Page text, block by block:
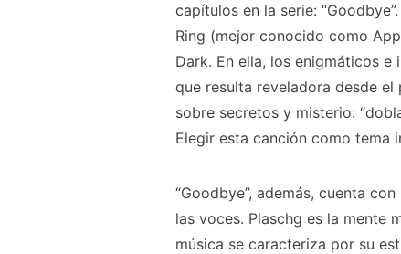
capítulos en la serie:
Ring (mejor conocido como
Dark. En ella, los enigmáticos
que resulta reveladora desde
sobre secretos y misterio:
Elegir esta canción como tema
“Goodbye”, además, cuenta
las voces. Plaschg es la mente
música se caracteriza por su